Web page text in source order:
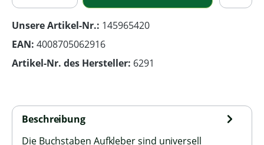
Unsere Artikel-Nr.: 145965420
EAN: 4008705062916
Artikel-Nr. des Hersteller: 6291
Beschreibung
Die Buchstaben Aufkleber sind universell